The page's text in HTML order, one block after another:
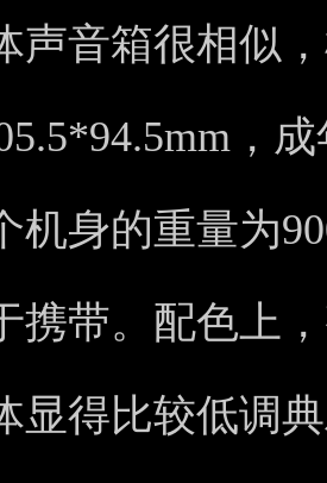
声音箱很相似
，
机身的重量为
携带。配色上
显得比较低调